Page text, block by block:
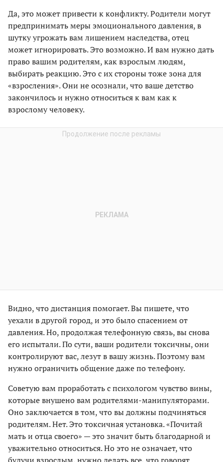
Да, это может привести к конфликту. Родители могут
предпринимать меры эмоционального давления, в
шутку угрожать вам лишением наследства, отец
может игнорировать. Это возможно. И вам нужно дать
право вашим родителям, как взрослым людям,
выбирать реакцию. Это с их стороны тоже зона для
«взросления». Они не осознали, что ваше детство
закончилось и нужно относиться к вам как к
взрослому человеку.
Видно, что дистанция помогает. Вы пишете, что
уехали в другой город, и это было спасением от
давления. Но, продолжая телефонную связь, вы снова
его испытали. По сути, ваши родители токсичны, они
контролируют вас, лезут в вашу жизнь. Поэтому вам
нужно ограничить общение даже по телефону.
Советую вам проработать с психологом чувство вины,
которые внушено вам родителями-манипуляторами.
Оно заключается в том, что вы должны подчиняться
родителям. Нет. Это токсичная установка. «Почитай
мать и отца своего» — это значит быть благодарной и
уважительно относиться. Но это не означает, что